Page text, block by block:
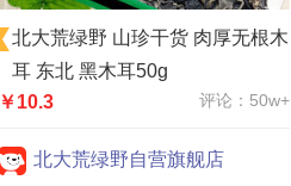
北大荒绿野 山珍干货 肉厚无根木
耳 东北 黑木耳50g
￥10.3
评论：50w+
北大荒绿野自营旗舰店